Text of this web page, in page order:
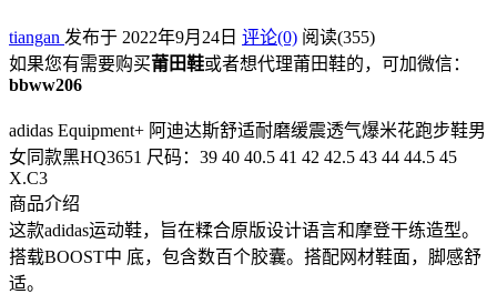
tiangan 发布于 2022年9月24日 评论(0) 阅读(355)
如果您有需要购买莆田鞋或者想代理莆田鞋的，可加微信：
bbww206
adidas Equipment+ 阿迪达斯舒适耐磨缓震透气爆米花跑步鞋男
女同款黑HQ3651 尺码：39 40 40.5 41 42 42.5 43 44 44.5 45
X.C3
商品介绍
这款adidas运动鞋，旨在糅合原版设计语言和摩登干练造型。
搭载BOOST中 底，包含数百个胶囊。搭配网材鞋面，脚感舒
适。